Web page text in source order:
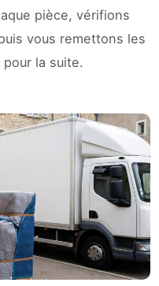
pièce, vérifions
vous remettons les
la suite.